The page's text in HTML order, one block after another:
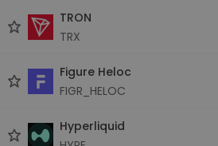
TRON
TRX
Figure Heloc
FIGR_HELOC
Hyperliquid